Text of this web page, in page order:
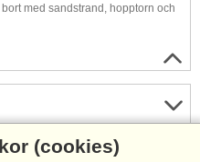
med sandstrand, hopptorn och
(cookies)